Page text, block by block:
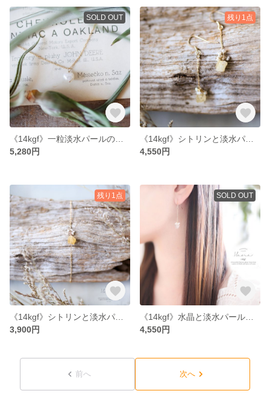
SOLD OUT
5,280円
残り1点
4,550円
残り1点
3,900円
SOLD OUT
4,550円
前へ 次へ